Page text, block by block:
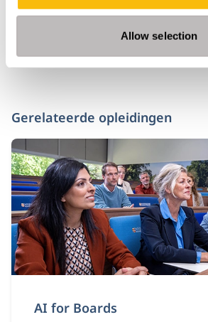
Allow selection
Gerelateerde opleidingen
AI for Boards